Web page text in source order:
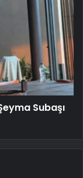
Subaşı